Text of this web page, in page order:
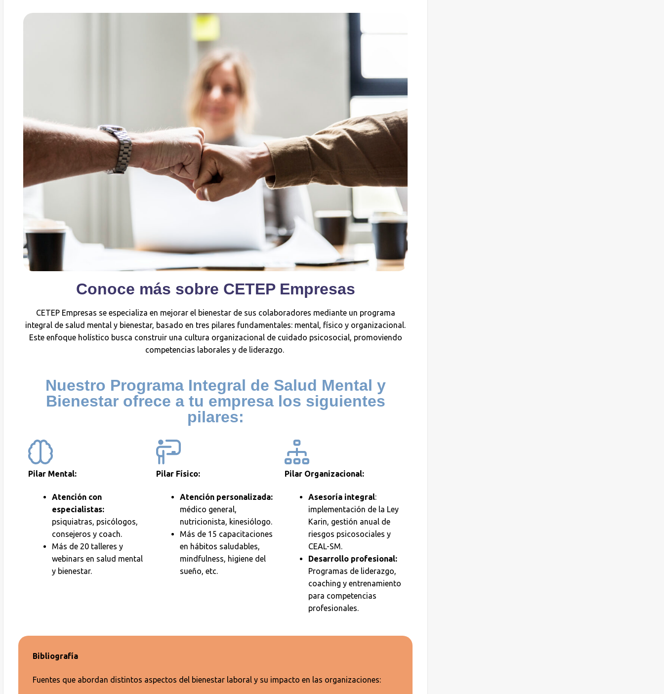
Conoce más sobre CETEP Empresas
CETEP Empresas se especializa en mejorar el bienestar de sus colaboradores mediante un programa
integral de salud mental y bienestar, basado en tres pilares fundamentales: mental, físico y organizacional.
Este enfoque holístico busca construir una cultura organizacional de cuidado psicosocial, promoviendo
competencias laborales y de liderazgo.
Nuestro Programa Integral de Salud Mental y
Bienestar ofrece a tu empresa los siguientes
pilares:
Pilar Mental:
Atención con
especialistas:
psiquiatras, psicólogos,
consejeros y coach.
Más de 20 talleres y
webinars en salud mental
y bienestar.
Pilar Físico:
Atención personalizada:
médico general,
nutricionista, kinesiólogo.
Más de 15 capacitaciones
en hábitos saludables,
mindfulness, higiene del
sueño, etc.
Pilar Organizacional:
Asesoría integral:
implementación de la Ley
Karin, gestión anual de
riesgos psicosociales y
CEAL-SM.
Desarrollo profesional:
Programas de liderazgo,
coaching y entrenamiento
para competencias
profesionales.
Bibliografía
Fuentes que abordan distintos aspectos del bienestar laboral y su impacto en las organizaciones: